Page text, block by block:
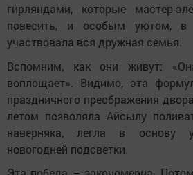
гирляндами, которые мастер-
повесить, и особым уютом, в
участвовала вся дружная семья.
Вспомним, как они живут:
воплощает». Видимо, эта
праздничного преображения
летом позволяла Айсылу
наверняка, легла в основу
новогодней подсветки.